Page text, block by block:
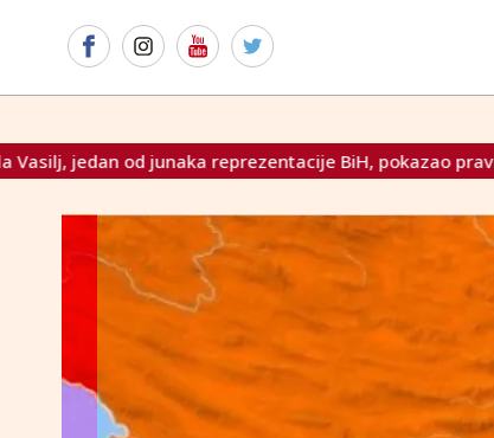
BiH, pokazao pravi pobjednički karakter